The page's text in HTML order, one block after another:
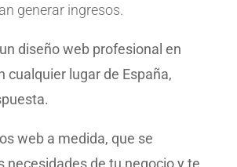
generar ingresos.
diseño web profesional en
cualquier lugar de España,
web a medida, que se
necesidades de tu negocio y te